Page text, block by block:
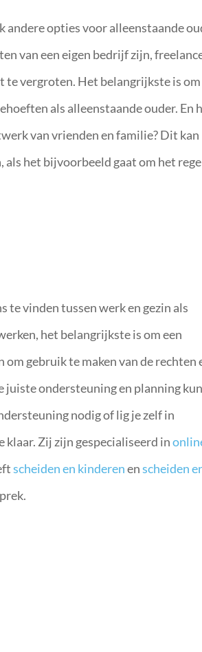
andere opties voor alleenstaande
van een eigen bedrijf zijn,
te vergroten. Het belangrijkste is om
als alleenstaande ouder. En
van vrienden en familie? Dit kan
het bijvoorbeeld gaat om het
te vinden tussen werk en gezin als
het belangrijkste is om een
gebruik te maken van de rechten
juiste ondersteuning en planning
nodig of lig je zelf in
klaar. Zij zijn gespecialiseerd in
scheiden en kinderenenscheiden